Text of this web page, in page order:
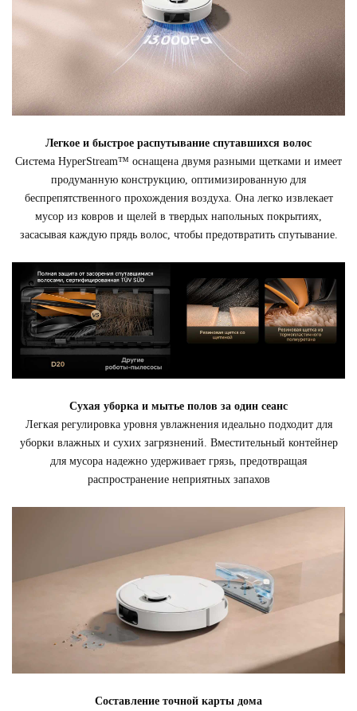
Легкое и быстрое распутывание спутавшихся волос
Система HyperStream™ оснащена двумя разными щетками и имеет
продуманную конструкцию, оптимизированную для
беспрепятственного прохождения воздуха. Она легко извлекает
мусор из ковров и щелей в твердых напольных покрытиях,
засасывая каждую прядь волос, чтобы предотвратить спутывание.
Сухая уборка и мытье полов за один сеанс
Легкая регулировка уровня увлажнения идеально подходит для
уборки влажных и сухих загрязнений. Вместительный контейнер
для мусора надежно удерживает грязь, предотвращая
распространение неприятных запахов
Составление точной карты дома